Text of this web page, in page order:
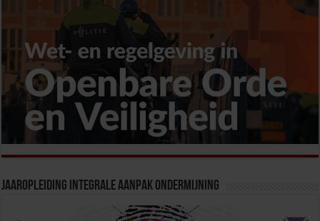
Jaaropleiding Integrale Aanpak Ondermijning